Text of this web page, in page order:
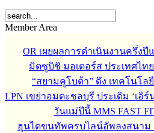
Member Area
OR เผยผลการดำเนินงานครึ่ง
มิตซูบิชิ มอเตอร์ส ประเทศไท
“สยามคูโบต้า” ดึง เทคโนโ
LPN เขย่าอมตะชลบุรี ประเดิม ‘เอิร์
วันแม่ปีนี้ MMS FAST
ฮุนไดขนทัพครบไลน์อัพลงสนาม ส่